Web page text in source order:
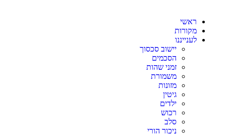
ראשי
מקורות
לענייננו
יישוב סכסוך
הסכמים
זמני שהות
משמורת
מזונות
גיטין
ילדים
רכוש
סלב
ניכור הורי